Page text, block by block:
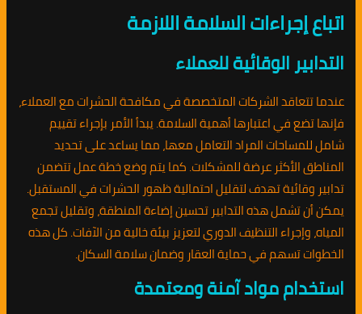
اتباع إجراءات السلامة اللازمة
التدابير الوقائية للعملاء
عندما تتعاقد الشركات المتخصصة في مكافحة الحشرات مع العملاء،
فإنها تضع في اعتبارها أهمية السلامة. يبدأ الأمر بإجراء تقييم
شامل للمساحات المراد التعامل معها، مما يساعد على تحديد
المناطق الأكثر عرضة للمشكلات. كما يتم وضع خطة عمل تتضمن
تدابير وقائية تهدف لتقليل احتمالية ظهور الحشرات في المستقبل.
يمكن أن تشمل هذه التدابير تحسين إضاءة المنطقة، وتقليل تجمع
المياه، وإجراء التنظيف الدوري لتعزيز بيئة خالية من الآفات. كل هذه
الخطوات تسهم في حماية العقار وضمان سلامة السكان.
استخدام مواد آمنة ومعتمدة